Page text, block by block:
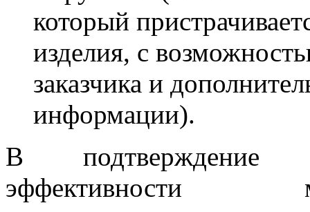
который
изделия, с
заказчика и
информации).
В подтверждение
эффективности